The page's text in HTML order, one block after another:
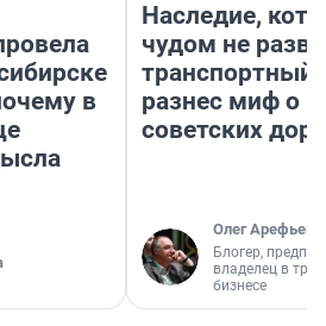
в
Наследие,
чудом не
транспортный
разнес миф о
советских
Олег Арефьев
Блогер,
владелец в
бизнесе